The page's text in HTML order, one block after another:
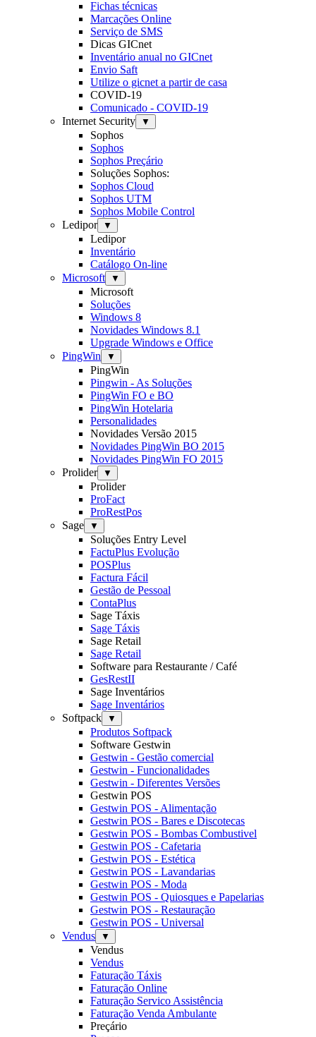
Fichas técnicas
Marcações Online
Serviço de SMS
Dicas GICnet
Inventário anual no GICnet
Envio Saft
Utilize o gicnet a partir de casa
COVID-19
Comunicado - COVID-19
Internet Security
▼
Sophos
Sophos
Sophos Preçário
Soluções Sophos:
Sophos Cloud
Sophos UTM
Sophos Mobile Control
Ledipor
▼
Ledipor
Inventário
Catálogo On-line
Microsoft
▼
Microsoft
Soluções
Windows 8
Novidades Windows 8.1
Upgrade Windows e Office
PingWin
▼
PingWin
Pingwin - As Soluções
PingWin FO e BO
PingWin Hotelaria
Personalidades
Novidades Versão 2015
Novidades PingWin BO 2015
Novidades PingWin FO 2015
Prolider
▼
Prolider
ProFact
ProRestPos
Sage
▼
Soluções Entry Level
FactuPlus Evolução
POSPlus
Factura Fácil
Gestão de Pessoal
ContaPlus
Sage Táxis
Sage Táxis
Sage Retail
Sage Retail
Software para Restaurante / Café
GesRestII
Sage Inventários
Sage Inventários
Softpack
▼
Produtos Softpack
Software Gestwin
Gestwin - Gestão comercial
Gestwin - Funcionalidades
Gestwin - Diferentes Versões
Gestwin POS
Gestwin POS - Alimentação
Gestwin POS - Bares e Discotecas
Gestwin POS - Bombas Combustivel
Gestwin POS - Cafetaria
Gestwin POS - Estética
Gestwin POS - Lavandarias
Gestwin POS - Moda
Gestwin POS - Quiosques e Papelarias
Gestwin POS - Restauração
Gestwin POS - Universal
Vendus
▼
Vendus
Vendus
Faturação Táxis
Faturação Online
Faturação Servico Assistência
Faturação Venda Ambulante
Preçário